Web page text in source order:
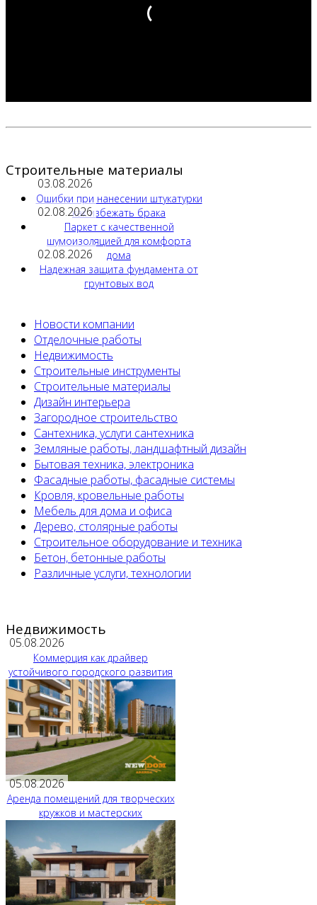
Строительные материалы
03.08.2026
Ошибки при нанесении штукатурки
как избежать брака
02.08.2026
Паркет с качественной
шумоизоляцией для комфорта
дома
02.08.2026
Надежная защита фундамента от
грунтовых вод
Новости компании
Отделочные работы
Недвижимость
Строительные инструменты
Строительные материалы
Дизайн интерьера
Загородное строительство
Сантехника, услуги сантехника
Земляные работы, ландшафтный дизайн
Бытовая техника, электроника
Фасадные работы, фасадные системы
Кровля, кровельные работы
Мебель для дома и офиса
Дерево, столярные работы
Строительное оборудование и техника
Бетон, бетонные работы
Различные услуги, технологии
Недвижимость
05.08.2026
Коммерция как драйвер
устойчивого городского развития
05.08.2026
Аренда помещений для творческих
кружков и мастерских